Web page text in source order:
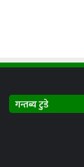
गन्तब्य टुडे